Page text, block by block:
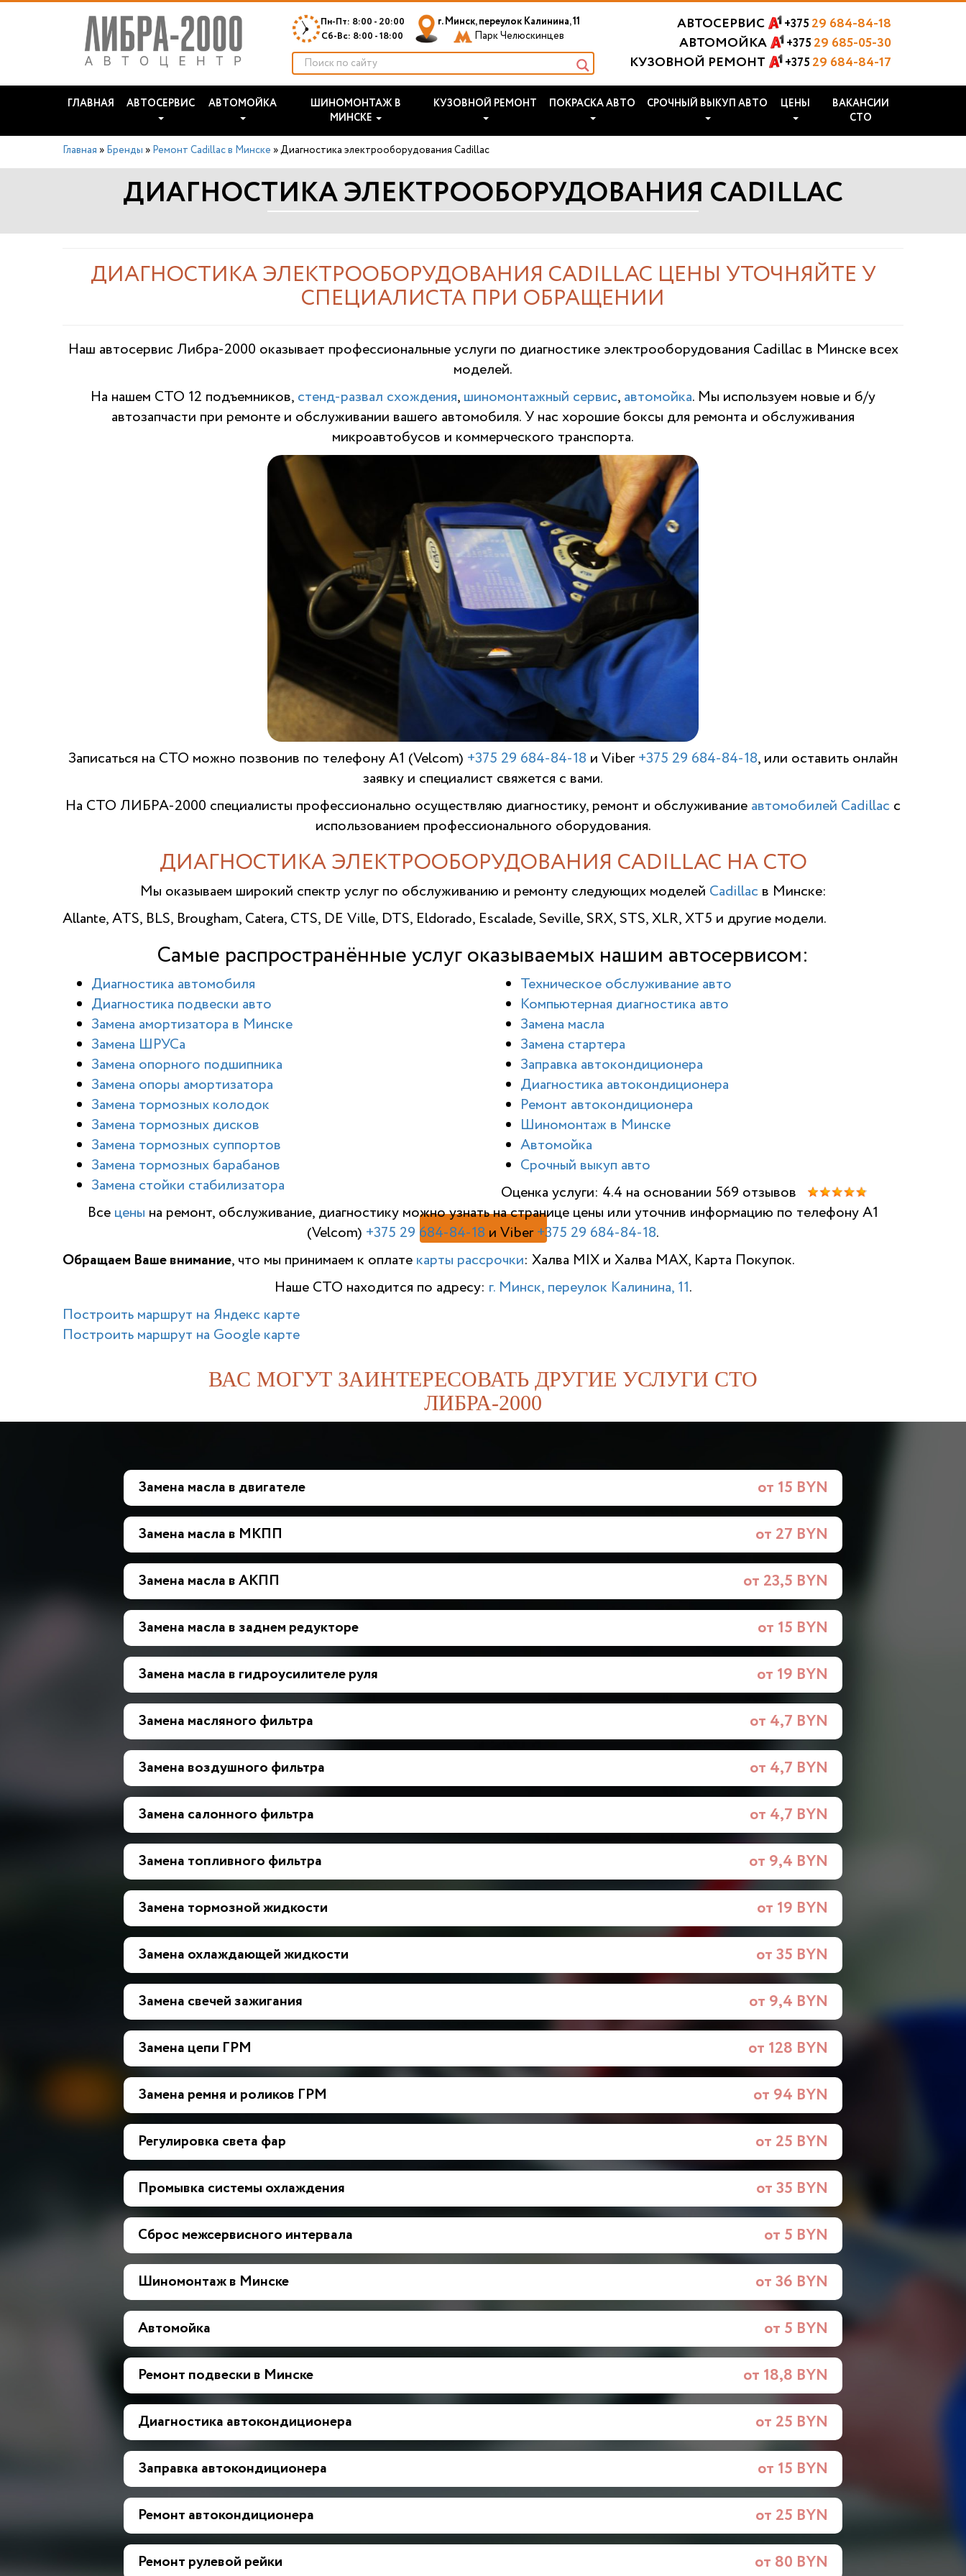
Пн-Пт: 8:00 - 20:00
Сб-Вс: 8:00 - 18:00
г. Минск, переулок Калинина, 11
Парк Челюскинцев
АВТОСЕРВИС +375 29 684-84-18
АВТОМОЙКА
+375 29 685-05-30
КУЗОВНОЙ РЕМОНТ
+375 29 684-84-17
ГЛАВНАЯ АВТОСЕРВИС АВТОМОЙКА
ШИНОМОНТАЖ В
МИНСКЕ
КУЗОВНОЙ РЕМОНТ ПОКРАСКА АВТО СРОЧНЫЙ ВЫКУП АВТО ЦЕНЫ
ВАКАНСИИ
СТО
Главная » Бренды » Ремонт Cadillac в Минске »Диагностика электрооборудования Cadillac
ДИАГНОСТИКА ЭЛЕКТРООБОРУДОВАНИЯ CADILLAC
ДИАГНОСТИКА ЭЛЕКТРООБОРУДОВАНИЯ CADILLAC ЦЕНЫ УТОЧНЯЙТЕ У
СПЕЦИАЛИСТА ПРИ ОБРАЩЕНИИ
Наш автосервис Либра-2000 оказывает профессиональные услуги по диагностике электрооборудования Cadillac в Минске всех
моделей.
На нашем СТО 12 подъемников, стенд-развал схождения, шиномонтажный сервис, автомойка. Мы используем новые и б/у
автозапчасти при ремонте и обслуживании вашего автомобиля. У нас хорошие боксы для ремонта и обслуживания
микроавтобусов и коммерческого транспорта.
Записаться на СТО можно позвонив по телефону A1 (Velcom) +375 29 684-84-18 и Viber+375 29 684-84-18, или оставить онлайн
заявку и специалист свяжется с вами.
На СТО ЛИБРА-2000 специалисты профессионально осуществляю диагностику, ремонт и обслуживание автомобилей Cadillac с
использованием профессионального оборудования.
ДИАГНОСТИКА ЭЛЕКТРООБОРУДОВАНИЯ CADILLAC НА СТО
Мы оказываем широкий спектр услуг по обслуживанию и ремонту следующих моделей Cadillac в Минске:
Allante, ATS, BLS, Brougham, Catera, CTS, DE Ville, DTS, Eldorado, Escalade, Seville, SRX, STS, XLR, XT5 и другие модели.
Самые распространённые услуг оказываемых нашим автосервисом:
Диагностика автомобиля
Диагностика подвески авто
Замена амортизатора в Минске
Замена ШРУСа
Замена опорного подшипника
Замена опоры амортизатора
Замена тормозных колодок
Замена тормозных дисков
Замена тормозных суппортов
Замена тормозных барабанов
Замена стойки стабилизатора
Техническое обслуживание авто
Компьютерная диагностика авто
Замена масла
Замена стартера
Заправка автокондиционера
Диагностика автокондиционера
Ремонт автокондиционера
Шиномонтаж в Минске
Автомойка
Срочный выкуп авто
Все цены на ремонт, обслуживание, диагностику можно узнать на странице цены или уточнив информацию по телефону A1
(Velcom) +375 29 684-84-18 и Viber+375 29 684-84-18.
Обращаем Ваше внимание, что мы принимаем к оплате карты рассрочки: Халва MIX и Халва MAX, Карта Покупок.
Наше СТО находится по адресу: г. Минск, переулок Калинина, 11.
Построить маршрут на Яндекс карте
Построить маршрут на Google карте
Оценка услуги: 4.4 на основании 569 отзывов
ВАС МОГУТ ЗАИНТЕРЕСОВАТЬ ДРУГИЕ УСЛУГИ СТО
ЛИБРА-2000
Замена масла в двигателе от 15 BYN
Замена масла в МКПП от 27 BYN
Замена масла в АКПП от 23,5 BYN
Замена масла в заднем редукторе от 15 BYN
Замена масла в гидроусилителе руля от 19 BYN
Замена масляного фильтра от 4,7 BYN
Замена воздушного фильтра от 4,7 BYN
Замена салонного фильтра от 4,7 BYN
Замена топливного фильтра от 9,4 BYN
Замена тормозной жидкости от 19 BYN
Замена охлаждающей жидкости от 35 BYN
Замена свечей зажигания от 9,4 BYN
Замена цепи ГРМ от 128 BYN
Замена ремня и роликов ГРМ от 94 BYN
Регулировка света фар от 25 BYN
Промывка системы охлаждения от 35 BYN
Сброс межсервисного интервала от 5 BYN
Шиномонтаж в Минске от 36 BYN
Автомойка от 5 BYN
Ремонт подвески в Минске от 18,8 BYN
Диагностика автокондиционера от 25 BYN
Заправка автокондиционера от 15 BYN
Ремонт автокондиционера от 25 BYN
Ремонт рулевой рейки от 80 BYN